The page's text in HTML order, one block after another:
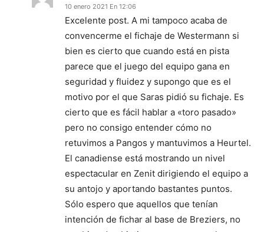
10 enero 2021 En 12:06
Excelente post. A mi tampoco acaba de
convencerme el fichaje de Westermann si
bien es cierto que cuando está en pista
parece que el juego del equipo gana en
seguridad y fluidez y supongo que es el
motivo por el que Saras pidió su fichaje. Es
cierto que es fácil hablar a «toro pasado»
pero no consigo entender cómo no
retuvimos a Pangos y mantuvimos a Heurtel.
El canadiense está mostrando un nivel
espectacular en Zenit dirigiendo el equipo a
su antojo y aportando bastantes puntos.
Sólo espero que aquellos que tenían
intención de fichar al base de Breziers, no